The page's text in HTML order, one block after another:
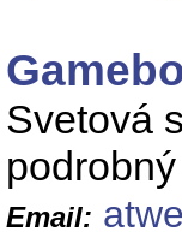
Svetová
Email: